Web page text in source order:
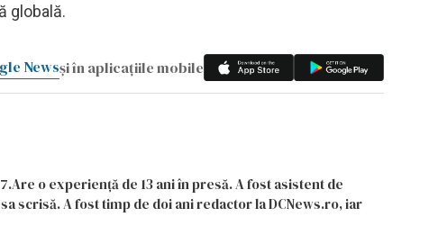
globală.
Newsși în aplicațiile mobile
o experiență de 13 ani în presă. A fost asistent de
scrisă. A fost timp de doi ani redactor la DCNews.ro, iar